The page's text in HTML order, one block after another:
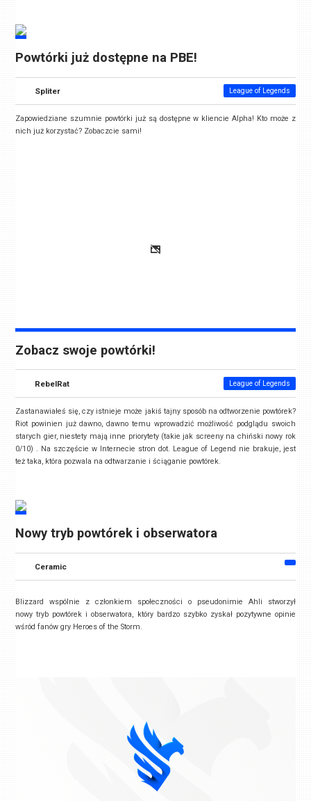
Powtórki już dostępne na PBE!
Spliter League of Legends
Zapowiedziane szumnie powtórki już są dostępne w kliencie Alpha! Kto może z
nich już korzystać? Zobaczcie sami!
Zobacz swoje powtórki!
RebelRat League of Legends
Zastanawiałeś się, czy istnieje może jakiś tajny sposób na odtworzenie powtórek?
Riot powinien już dawno, dawno temu wprowadzić możliwość podglądu swoich
starych gier, niestety mają inne priorytety (takie jak screeny na chiński nowy rok
0/10) . Na szczęście w Internecie stron dot. League of Legend nie brakuje, jest
też taka, która pozwala na odtwarzanie i ściąganie powtórek.
Nowy tryb powtórek i obserwatora
Ceramic
Blizzard wspólnie z członkiem społeczności o pseudonimie Ahli stworzył
nowy tryb powtórek i obserwatora, który bardzo szybko zyskał pozytywne opinie
wśród fanów gry Heroes of the Storm.